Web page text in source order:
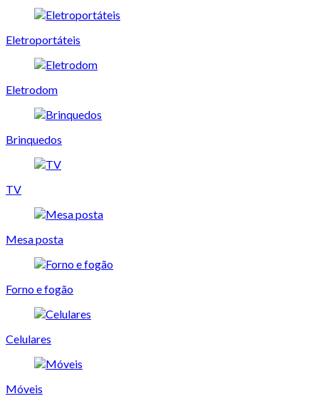
Eletroportáteis
Eletrodom
Brinquedos
TV
Mesa posta
Forno e fogão
Celulares
Móveis